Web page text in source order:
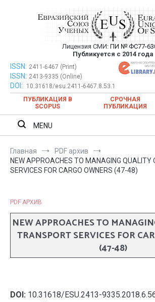
Евразийский Союз
публикация научных
ежемесячном
Лицензия СМИ: ПИ № ФС77-
Публикуется с 2014 года
Евразийский Союз Ученых — публикация
ежемесячном научном
ISSN: 2411-6467 (Print)
ISSN: 2413-9335 (Online)
DOI:
10.31618/esu.2411-6467.8.53.1
ПУБЛИКАЦИЯ В
SCOPUS
СРОЧНАЯ
ПУБЛИКАЦИЯ
MENU
Главная
PDF архив
NEW APPROACHES TO MANAGING QUALITY
SERVICES FOR CARGO OWNERS (47-48)
PDF АРХИВ
NEW APPROACHES TO
TRANSPORT SERVICES FOR
(47-48)
DOI: 10.31618/ESU.2413-